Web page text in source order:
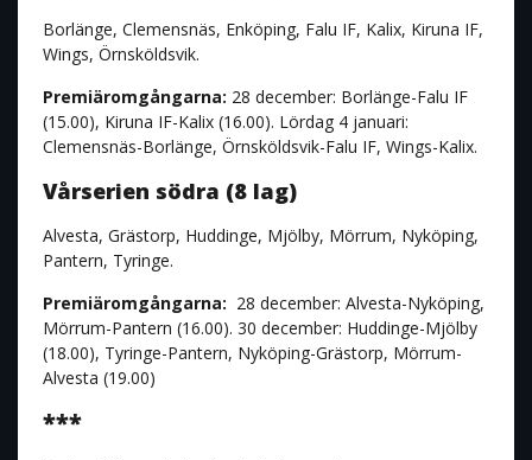
Borlänge, Clemensnäs, Enköping, Falu IF, Kalix, Kiruna IF,
Wings, Örnsköldsvik.
Premiäromgångarna: 28 december: Borlänge-Falu IF
(15.00), Kiruna IF-Kalix (16.00). Lördag 4 januari:
Clemensnäs-Borlänge, Örnsköldsvik-Falu IF, Wings-Kalix.
Vårserien södra (8 lag)
Alvesta, Grästorp, Huddinge, Mjölby, Mörrum, Nyköping,
Pantern, Tyringe.
Premiäromgångarna: 28 december: Alvesta-Nyköping,
Mörrum-Pantern (16.00). 30 december: Huddinge-Mjölby
(18.00), Tyringe-Pantern, Nyköping-Grästorp, Mörrum-
Alvesta (19.00)
***